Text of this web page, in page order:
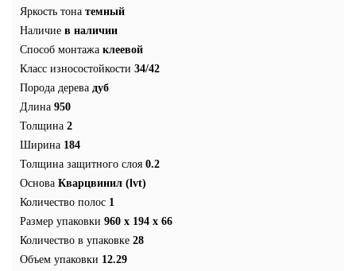
Яркость тона темный
Наличие в наличии
Способ монтажа клеевой
Класс износостойкости 34/42
Порода дерева дуб
Длина 950
Толщина 2
Ширина 184
Толщина защитного слоя 0.2
Основа Кварцвинил (lvt)
Количество полос 1
Размер упаковки 960 x 194 x 66
Количество в упаковке 28
Объем упаковки 12.29